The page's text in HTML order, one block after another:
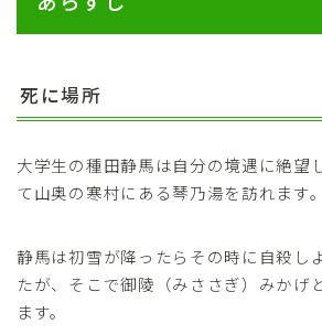
死に場所
大学生の種田静馬は自分の境遇に絶望
て山奥の寒村にある琴乃湯を訪れます。
静馬は初雪が降ったらその時に自殺し
たが、そこで御陵（みささぎ）みかげ
ます。